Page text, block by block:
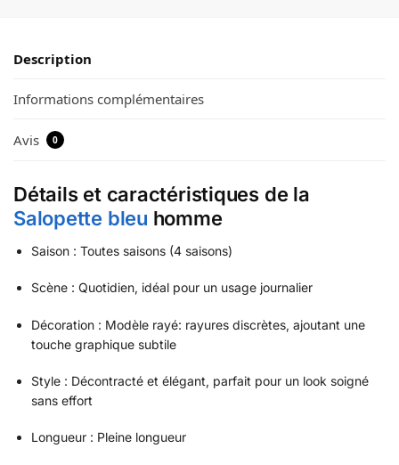
Description
Informations complémentaires
Avis 0
Détails et caractéristiques de la
Salopette bleu homme
Saison : Toutes saisons (4 saisons)
Scène : Quotidien, idéal pour un usage journalier
Décoration : Modèle rayé: rayures discrètes, ajoutant une
touche graphique subtile
Style : Décontracté et élégant, parfait pour un look soigné
sans effort
Longueur : Pleine longueur